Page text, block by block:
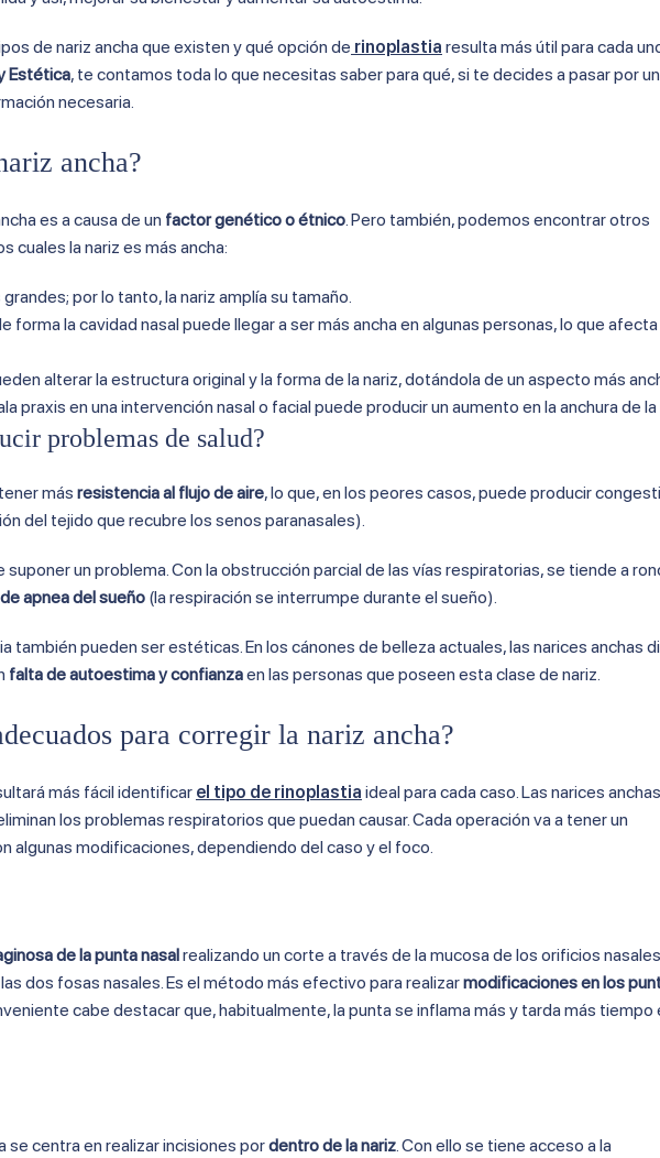
de nariz ancha que existen y qué opción de rinoplastia resulta más útil para cada
Estética, te contamos toda lo que necesitas saber para qué, si te decides a pasar por
necesaria.
ancha?
es a causa de un factor genético o étnico. Pero también, podemos encontrar otros
cuales la nariz es más ancha:
por lo tanto, la nariz amplía su tamaño.
forma la cavidad nasal puede llegar a ser más ancha en algunas personas, lo que afecta
alterar la estructura original y la forma de la nariz, dotándola de un aspecto más
praxis en una intervención nasal o facial puede producir un aumento en la anchura de la
problemas de salud?
más resistencia al flujo de aire, lo que, en los peores casos, puede producir
del tejido que recubre los senos paranasales).
suponer un problema. Con la obstrucción parcial de las vías respiratorias, se tiende a
apnea del sueño (la respiración se interrumpe durante el sueño).
también pueden ser estéticas. En los cánones de belleza actuales, las narices anchas
falta de autoestima y confianzaen las personas que poseen esta clase de nariz.
para corregir la nariz ancha?
más fácil identificar el tipo de rinoplastia ideal para cada caso. Las narices
los problemas respiratorios que puedan causar. Cada operación va a tener un
algunas modificaciones, dependiendo del caso y el foco.
de la punta nasalrealizando un corte a través de la mucosa de los orificios
dos fosas nasales. Es el método más efectivo para realizarmodificaciones en los
cabe destacar que, habitualmente, la punta se inflama más y tarda más tiempo
centra en realizar incisiones pordentro de la nariz. Con ello se tiene acceso a la